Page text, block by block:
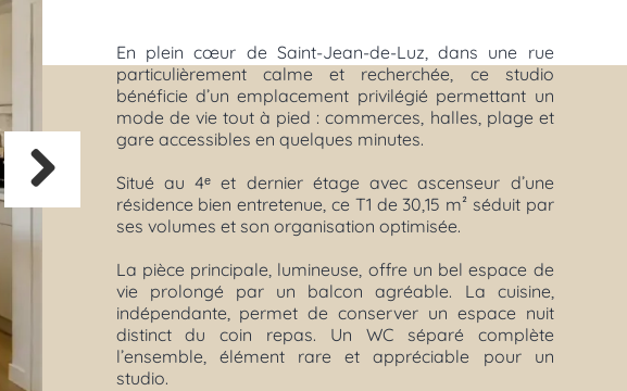
En plein cœur de Saint-Jean-de-Luz, dans une rue
particulièrement calme et recherchée, ce studio
bénéficie d’un emplacement privilégié permettant un
mode de vie tout à pied : commerces, halles, plage et
gare accessibles en quelques minutes.
Situé au 4ᵉ et dernier étage avec ascenseur d’une
résidence bien entretenue, ce T1 de 30,15 m² séduit par
ses volumes et son organisation optimisée.
La pièce principale, lumineuse, offre un bel espace de
vie prolongé par un balcon agréable. La cuisine,
indépendante, permet de conserver un espace nuit
distinct du coin repas. Un WC séparé complète
l’ensemble, élément rare et appréciable pour un
studio.